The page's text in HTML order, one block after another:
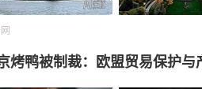
烤鸭被制裁：欧盟贸易保护与